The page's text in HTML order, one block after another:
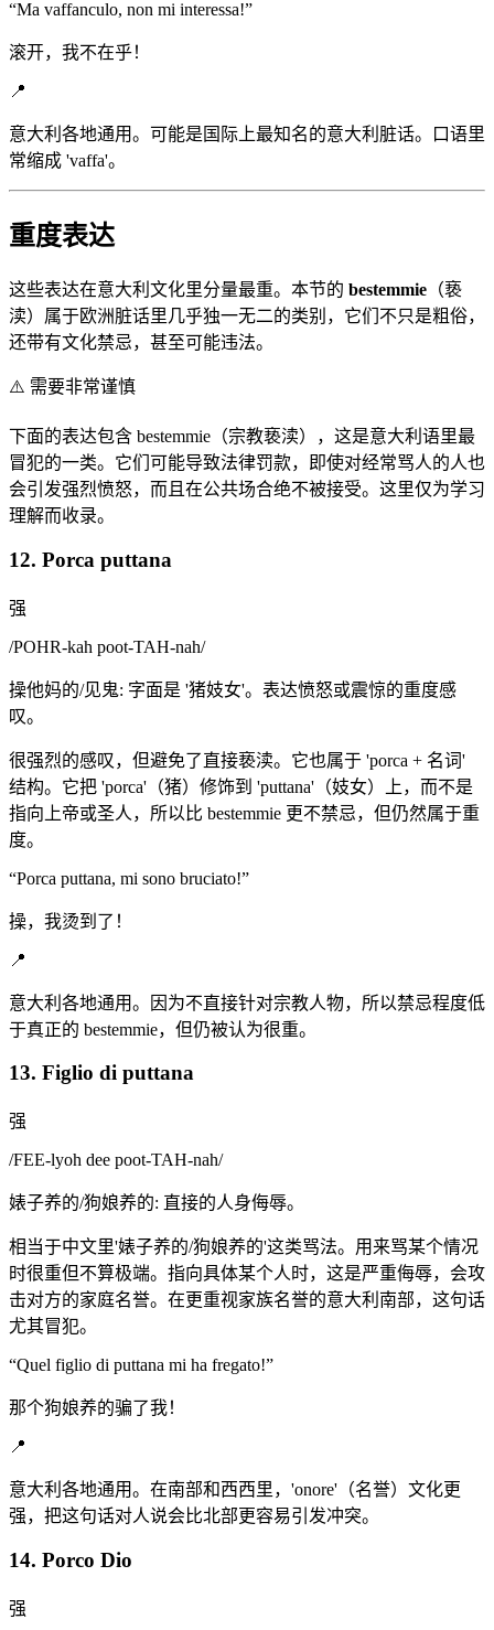
“Ma vaffanculo, non mi interessa!”
滚开，我不在乎！
📍
意大利各地通用。可能是国际上最知名的意大利脏话。口语里
常缩成 'vaffa'。
重度表达
这些表达在意大利文化里分量最重。本节的 bestemmie （亵
渎）属于欧洲脏话里几乎独一无二的类别，它们不只是粗俗，
还带有文化禁忌，甚至可能违法。
⚠️ 需要非常谨慎
下面的表达包含 bestemmie（宗教亵渎），这是意大利语里最
冒犯的一类。它们可能导致法律罚款，即使对经常骂人的人也
会引发强烈愤怒，而且在公共场合绝不被接受。这里仅为学习
理解而收录。
12. Porca puttana
强
/POHR-kah poot-TAH-nah/
操他妈的/见鬼: 字面是 '猪妓女'。表达愤怒或震惊的重度感
叹。
很强烈的感叹，但避免了直接亵渎。它也属于 'porca + 名词'
结构。它把 'porca'（猪）修饰到 'puttana'（妓女）上，而不是
指向上帝或圣人，所以比 bestemmie 更不禁忌，但仍然属于重
度。
“Porca puttana, mi sono bruciato!”
操，我烫到了！
📍
意大利各地通用。因为不直接针对宗教人物，所以禁忌程度低
于真正的 bestemmie，但仍被认为很重。
13. Figlio di puttana
强
/FEE-lyoh dee poot-TAH-nah/
婊子养的/狗娘养的: 直接的人身侮辱。
相当于中文里'婊子养的/狗娘养的'这类骂法。用来骂某个情况
时很重但不算极端。指向具体某个人时，这是严重侮辱，会攻
击对方的家庭名誉。在更重视家族名誉的意大利南部，这句话
尤其冒犯。
“Quel figlio di puttana mi ha fregato!”
那个狗娘养的骗了我！
📍
意大利各地通用。在南部和西西里，'onore'（名誉）文化更
强，把这句话对人说会比北部更容易引发冲突。
14. Porco Dio
强